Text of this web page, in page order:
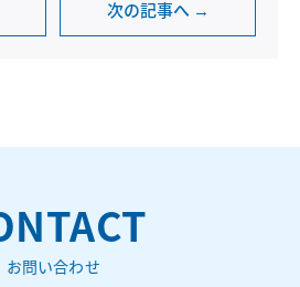
次の記事へ →
お問い合わせ